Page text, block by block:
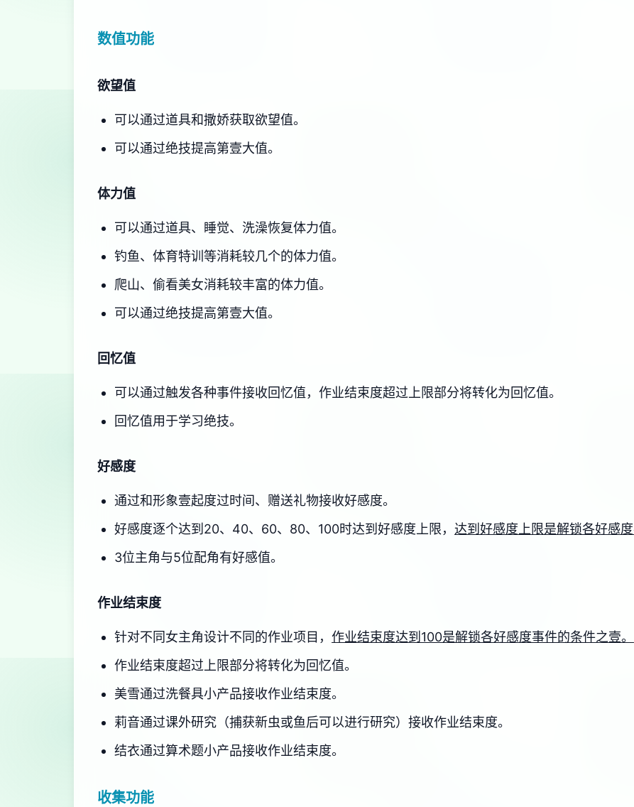
数值功能
欲望值
可以通过道具和撒娇获取欲望值。
可以通过绝技提高第壹大值。
体力值
可以通过道具、睡觉、洗澡恢复体力值。
钓鱼、体育特训等消耗较几个的体力值。
爬山、偷看美女消耗较丰富的体力值。
可以通过绝技提高第壹大值。
回忆值
可以通过触发各种事件接收回忆值，作业结束度超过上限部分将转化为回忆值。
回忆值用于学习绝技。
好感度
通过和形象壹起度过时间、赠送礼物接收好感度。
好感度逐个达到20、40、60、80、100时达到好感度上限， 达到好感度上限是解锁各好感度
3位主角与5位配角有好感值。
作业结束度
针对不同女主角设计不同的作业项目， 作业结束度达到100是解锁各好感度事件的条件之壹。
作业结束度超过上限部分将转化为回忆值。
美雪通过洗餐具小产品接收作业结束度。
莉音通过课外研究（捕获新虫或鱼后可以进行研究）接收作业结束度。
结衣通过算术题小产品接收作业结束度。
收集功能